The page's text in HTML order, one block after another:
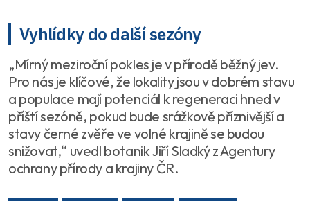
Vyhlídky do další sezóny
„Mírný meziroční pokles je v přírodě běžný jev.
Pro nás je klíčové, že lokality jsou v dobrém stavu
a populace mají potenciál k regeneraci hned v
příští sezóně, pokud bude srážkově příznivější a
stavy černé zvěře ve volné krajině se budou
snižovat,“ uvedl botanik Jiří Sladký z Agentury
ochrany přírody a krajiny ČR.